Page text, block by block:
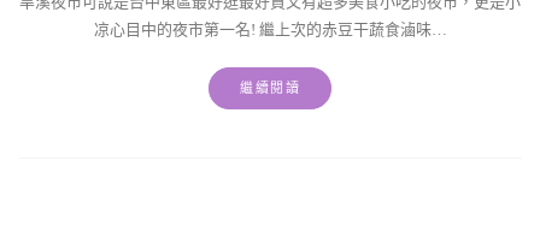
凉心目中的夜市第一名! 繼上次的赤豆干蔬食滷味…
繼續閱讀